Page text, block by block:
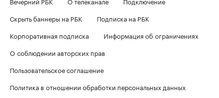
Скрыть баннеры на РБК
Подписка на РБК
Корпоративная подписка
Информация об ограничениях
О соблюдении авторских прав
Пользовательское соглашение
Политика в отношении обработки персональных данных